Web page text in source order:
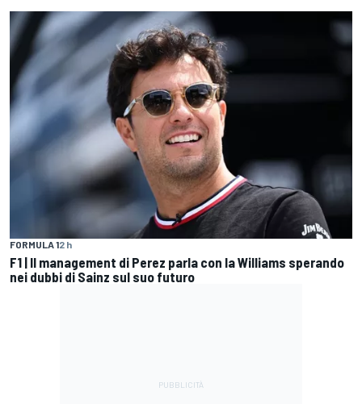
FORMULA 12 h
F1 | Il management di Perez parla con la Williams sperando
nei dubbi di Sainz sul suo futuro